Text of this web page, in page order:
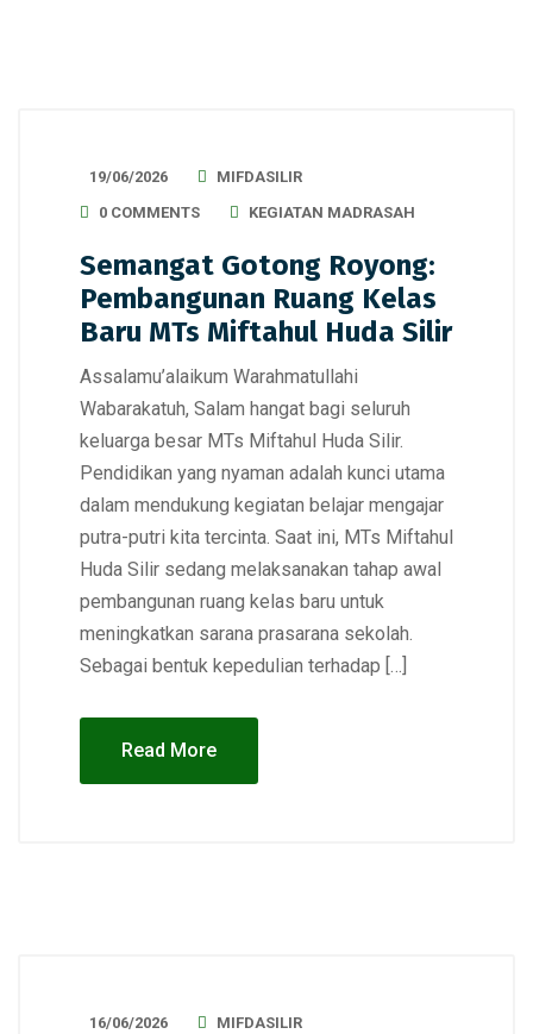
19/06/2026
MIFDASILIR
0 COMMENTS
KEGIATAN MADRASAH
Semangat Gotong Royong:
Pembangunan Ruang Kelas
Baru MTs Miftahul Huda Silir
Assalamu’alaikum Warahmatullahi
Wabarakatuh, Salam hangat bagi seluruh
keluarga besar MTs Miftahul Huda Silir.
Pendidikan yang nyaman adalah kunci utama
dalam mendukung kegiatan belajar mengajar
putra-putri kita tercinta. Saat ini, MTs Miftahul
Huda Silir sedang melaksanakan tahap awal
pembangunan ruang kelas baru untuk
meningkatkan sarana prasarana sekolah.
Sebagai bentuk kepedulian terhadap […]
Read More
16/06/2026
MIFDASILIR